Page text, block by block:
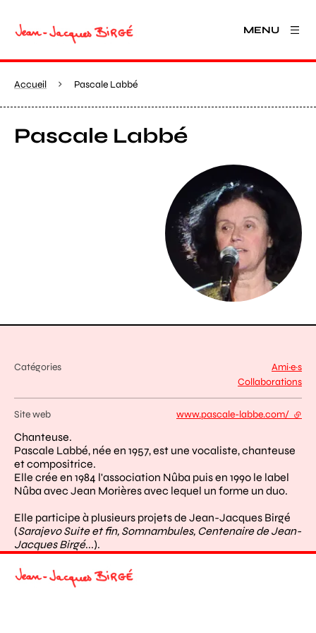
MENU
Accueil Pascale Labbé
Pascale Labbé
Agrandir
Catégories
Ami·e·s
Collaborations
Site web www.pascale-labbe.com/ -
Chanteuse.
Pascale Labbé, née en 1957, est une vocaliste, chanteuse
et compositrice.
Elle crée en 1984 l'association Nûba puis en 1990 le label
Nûba avec Jean Morières avec lequel un forme un duo.
Elle participe à plusieurs projets de Jean-Jacques Birgé
(Sarajevo Suite et fin, Somnambules, Centenaire de Jean-
Jacques Birgé...).